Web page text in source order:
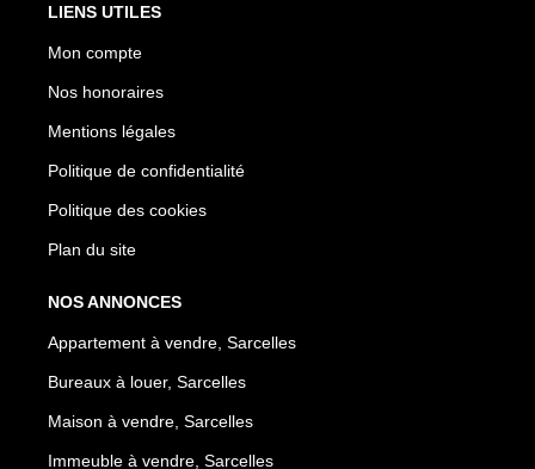
LIENS UTILES
Mon compte
Nos honoraires
Mentions légales
Politique de confidentialité
Politique des cookies
Plan du site
NOS ANNONCES
Appartement à vendre, Sarcelles
Bureaux à louer, Sarcelles
Maison à vendre, Sarcelles
Immeuble à vendre, Sarcelles